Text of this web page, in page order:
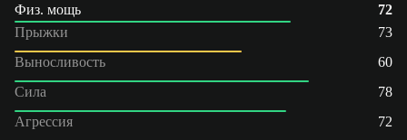
Физ. мощь
72
Прыжки
73
Выносливость
60
Сила
78
Агрессия
72